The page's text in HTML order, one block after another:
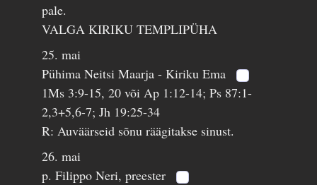
pale.
VALGA KIRIKU TEMPLIPÜHA
25. mai
Pühima Neitsi Maarja - Kiriku Ema
1Ms 3:9-15, 20 või Ap 1:12-14; Ps 87:1-
2,3+5,6-7; Jh 19:25-34
R: Auväärseid sõnu räägitakse sinust.
26. mai
p. Filippo Neri, preester